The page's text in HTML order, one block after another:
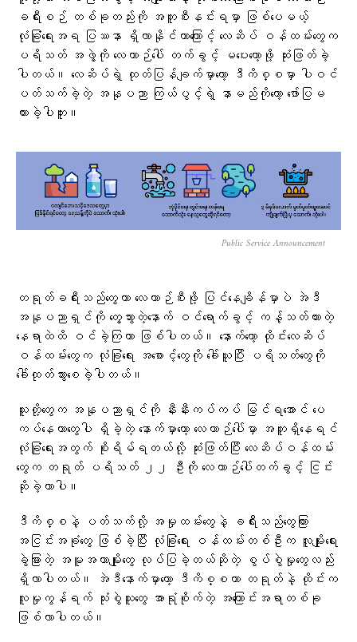
ခရီးစဉ် တစ်ခုတည်းကို အတူစီးနင်းရမှာ ဖြစ်ပေမယ့်
လုံခြုံရေးအရ ပြဿနာ ရှိလာနိုင်တာကြောင့် လေဆိပ် ဝန်ထမ်းတွေက
ပရိသတ် အဖွဲ့ကို လေယာဉ်ပေါ် တက်ခွင့် မပေးတော့ဖို့ ဆုံးဖြတ်ခဲ့
ပါတယ်။ လေဆိပ်ရဲ့ ထုတ်ပြန်ချက်မှာတော့ ဒီကိစ္စမှာ ပါဝင်
ပတ်သက်ခဲ့တဲ့ အနုပညာ ကြယ်ပွင့်ရဲ့ နာမည်ကိုတော့ ဖော်ပြမ
ထားခဲ့ပါဘူး။
Public Service Announcement
တရုတ်ခရီးသည်တွေဟာ လေယာဉ်စီးဖို့ ပြင်နေချိန်မှာပဲ အဲဒီ
အနုပညာရှင်ကို တွေ့သွားတဲ့နောက် ဝင်ရောက်ခွင့် ကန့်သတ်ထားတဲ့
နေရာထဲထိ ဝင်ခဲ့ကြတာ ဖြစ်ပါတယ်။ နောက်တော့ ထိုင်းလေဆိပ်
ဝန်ထမ်းတွေက လုံခြုံရေး အစောင့်တွေကို ခေါ်ယူပြီး ပရိသတ်တွေကို
ခေါ်ထုတ်သွားစေခဲ့ပါတယ်။
သူတို့တွေက အနုပညာရှင်ကို နီးနီးကပ်ကပ် မြင်ရအောင် ပေ
ကပ်နေတာတွေပါ ရှိခဲ့တဲ့ နောက်မှာတော့ လေယာဉ်ပေါ်မှာ အတူရှိနေရင်
လုံခြုံရေးအတွက် စိုးရိမ်ရတယ်လို့ ဆုံးဖြတ်ပြီး လေဆိပ်ဝန်ထမ်း
တွေက တရုတ် ပရိသတ် ၂၂ ဦးကို လေယာဉ်ပေါ်တက်ခွင့် ငြင်း
ဆိုခဲ့တာပါ။
ဒီကိစ္စနဲ့ ပတ်သက်လို့ အမှုထမ်းတွေနဲ့ ခရီးသည်တွေကြား
အငြင်းအခုံတွေ ဖြစ်ခဲ့ပြီး လုံခြုံရေး ဝန်ထမ်းတစ်ဦးက လူမျိုးရေး
ခွဲခြားတဲ့ အမူအယာမျိုးတွေ လုပ်ပြခဲ့တယ်ဆိုတဲ့ စွပ်စွဲမှုတွေလည်း
ရှိလာပါတယ်။ အဲဒီနောက်မှာတော့ ဒီကိစ္စဟာ တရုတ်နဲ့ ထိုင်းက
လူမှုကွန်ရက် သုံးစွဲသူတွေ အာရုံစိုက်တဲ့ အကြောင်းအရာတစ်ခု
ဖြစ်လာပါတယ်။